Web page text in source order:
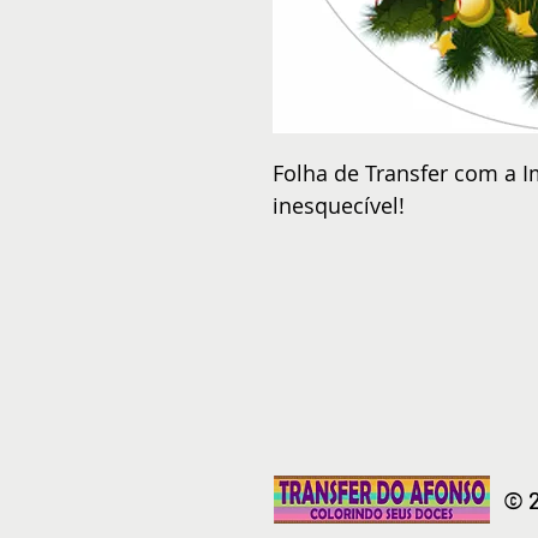
Folha de Transfer com a
inesquecível!
©